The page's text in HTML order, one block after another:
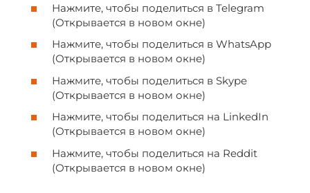
Нажмите, чтобы поделиться в Telegram
(Открывается в новом окне)
Нажмите, чтобы поделиться в WhatsApp
(Открывается в новом окне)
Нажмите, чтобы поделиться в Skype
(Открывается в новом окне)
Нажмите, чтобы поделиться на LinkedIn
(Открывается в новом окне)
Нажмите, чтобы поделиться на Reddit
(Открывается в новом окне)